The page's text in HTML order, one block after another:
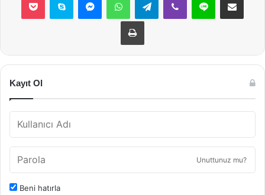
Yazdır
Kayıt Ol
Unuttunuz mu?
Beni hatırla